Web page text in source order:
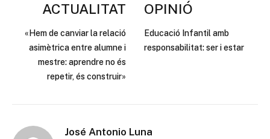
ACTUALITAT
«Hem de canviar la relació
asimètrica entre alumne i
mestre: aprendre no és
repetir, és construir»
OPINIÓ
Educació Infantil amb
responsabilitat: ser i estar
José Antonio Luna